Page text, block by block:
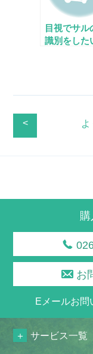
目視でサル
識別をした
<
お
Eメールお問
サービス一覧